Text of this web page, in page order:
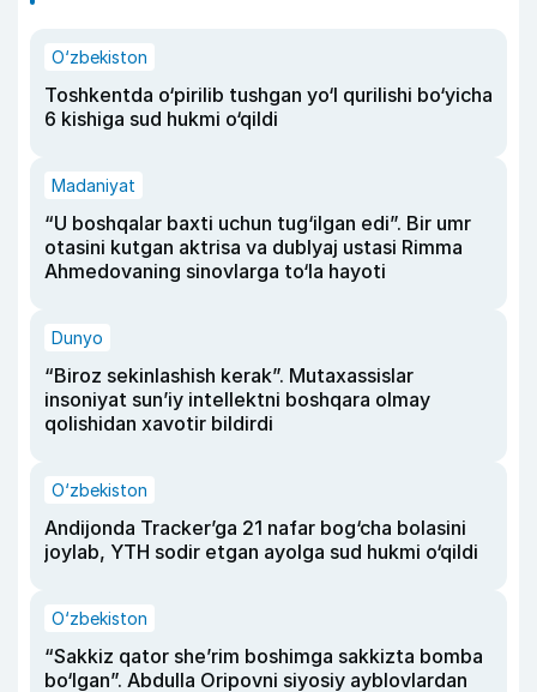
O‘zbekiston
Toshkentda o‘pirilib tushgan yo‘l qurilishi bo‘yicha
6 kishiga sud hukmi o‘qildi
Madaniyat
“U boshqalar baxti uchun tug‘ilgan edi”. Bir umr
otasini kutgan aktrisa va dublyaj ustasi Rimma
Ahmedovaning sinovlarga to‘la hayoti
Dunyo
“Biroz sekinlashish kerak”. Mutaxassislar
insoniyat sun’iy intellektni boshqara olmay
qolishidan xavotir bildirdi
O‘zbekiston
Andijonda Tracker’ga 21 nafar bog‘cha bolasini
joylab, YTH sodir etgan ayolga sud hukmi o‘qildi
O‘zbekiston
“Sakkiz qator she’rim boshimga sakkizta bomba
bo‘lgan”. Abdulla Oripovni siyosiy ayblovlardan